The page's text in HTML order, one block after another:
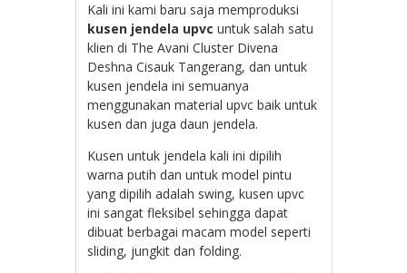
Kali ini kami baru saja memproduksi
kusen jendela upvc untuk salah satu
klien di The Avani Cluster Divena
Deshna Cisauk Tangerang, dan untuk
kusen jendela ini semuanya
menggunakan material upvc baik untuk
kusen dan juga daun jendela.
Kusen untuk jendela kali ini dipilih
warna putih dan untuk model pintu
yang dipilih adalah swing, kusen upvc
ini sangat fleksibel sehingga dapat
dibuat berbagai macam model seperti
sliding, jungkit dan folding.